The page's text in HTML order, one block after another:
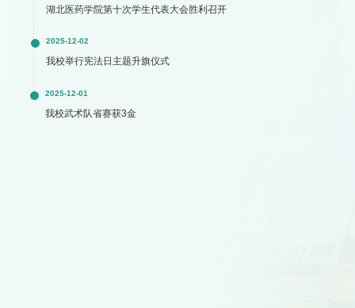
湖北医药学院第十次学生代表大会胜利召开
2025-12-02
我校举行宪法日主题升旗仪式
2025-12-01
我校武术队省赛获3金